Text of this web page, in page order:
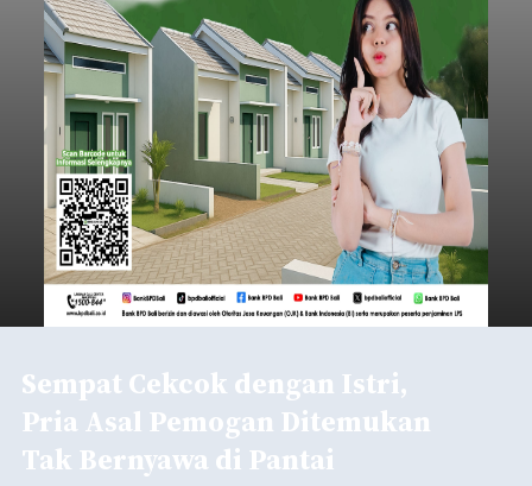
Sempat Cekcok dengan Istri,
Pria Asal Pemogan Ditemukan
Tak Bernyawa di Pantai